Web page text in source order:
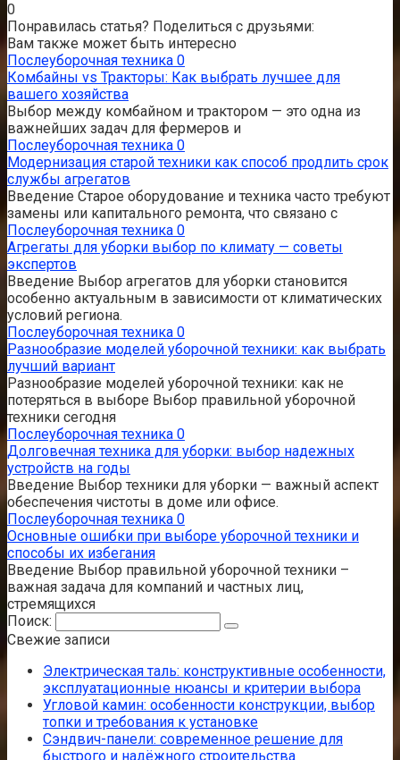
0
Понравилась статья? Поделиться с друзьями:
Вам также может быть интересно
Послеуборочная техника 0
Комбайны vs Тракторы: Как выбрать лучшее для
вашего хозяйства
Выбор между комбайном и трактором — это одна из
важнейших задач для фермеров и
Послеуборочная техника 0
Модернизация старой техники как способ продлить срок
службы агрегатов
Введение Старое оборудование и техника часто требуют
замены или капитального ремонта, что связано с
Послеуборочная техника 0
Агрегаты для уборки выбор по климату — советы
экспертов
Введение Выбор агрегатов для уборки становится
особенно актуальным в зависимости от климатических
условий региона.
Послеуборочная техника 0
Разнообразие моделей уборочной техники: как выбрать
лучший вариант
Разнообразие моделей уборочной техники: как не
потеряться в выборе Выбор правильной уборочной
техники сегодня
Послеуборочная техника 0
Долговечная техника для уборки: выбор надежных
устройств на годы
Введение Выбор техники для уборки — важный аспект
обеспечения чистоты в доме или офисе.
Послеуборочная техника 0
Основные ошибки при выборе уборочной техники и
способы их избегания
Введение Выбор правильной уборочной техники –
важная задача для компаний и частных лиц,
стремящихся
Поиск:
Свежие записи
Электрическая таль: конструктивные особенности,
эксплуатационные нюансы и критерии выбора
Угловой камин: особенности конструкции, выбор
топки и требования к установке
Сэндвич-панели: современное решение для
быстрого и надёжного строительства